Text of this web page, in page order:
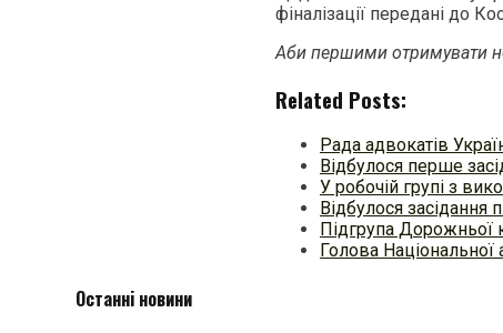
фіналізації передані до
Аби першими отримувати
Related Posts:
Рада адвокатів
Відбулося перше
У робочій групі з
Відбулося засідання
Підгрупа Дорожньої
Голова Національної
Останні новини